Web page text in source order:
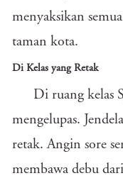
menyaksikan
taman kota.
Di Kelas yang Retak
Di ruang kelas
mengelupas.
retak. Angin sore
membawa debu